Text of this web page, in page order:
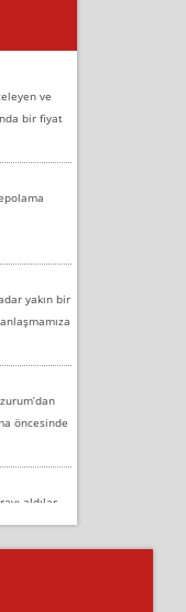
ve
bir fiyat
yakın bir
öncesinde
aldılar.
bantı